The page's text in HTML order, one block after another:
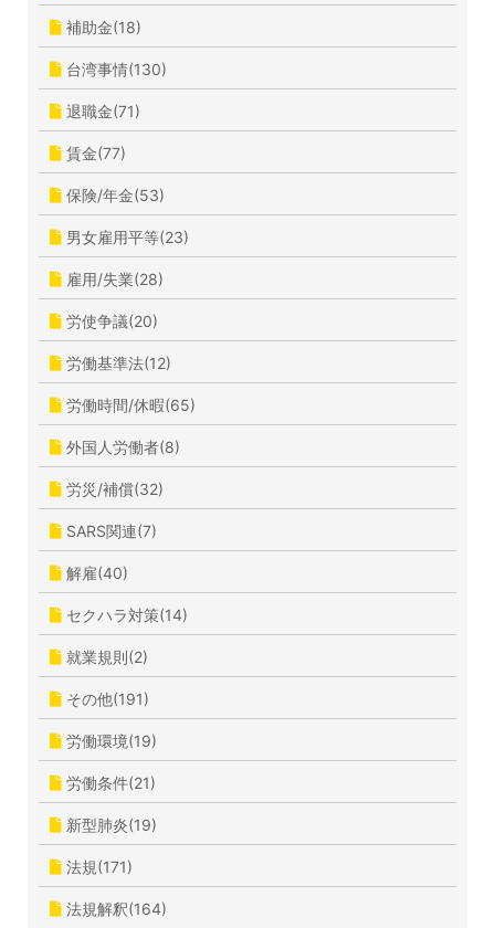
補助金(18)
台湾事情(130)
退職金(71)
賃金(77)
保険/年金(53)
男女雇用平等(23)
雇用/失業(28)
労使争議(20)
労働基準法(12)
労働時間/休暇(65)
外国人労働者(8)
労災/補償(32)
SARS関連(7)
解雇(40)
セクハラ対策(14)
就業規則(2)
その他(191)
労働環境(19)
労働条件(21)
新型肺炎(19)
法規(171)
法規解釈(164)